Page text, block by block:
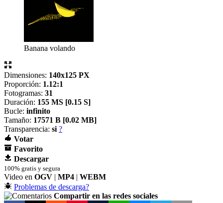
Banana volando
Dimensiones: 140x125 PX
Proporción: 1.12:1
Fotogramas: 31
Duración: 155 MS [0.15 S]
Bucle: infinito
Tamaño: 17571 B [0.02 MB]
Transparencia: si ?
Votar
Favorito
Descargar
100% gratis y segura
Video en OGV | MP4 | WEBM
Problemas de descarga?
Compartir en las redes sociales